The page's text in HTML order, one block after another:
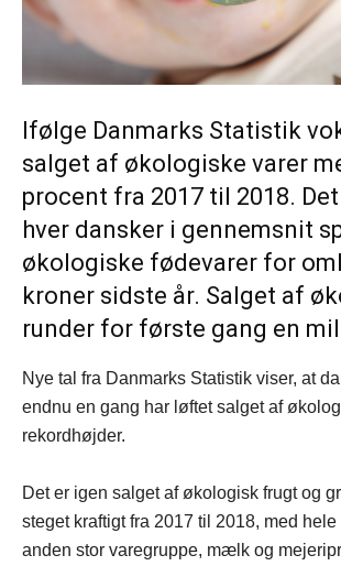
Ifølge Danmarks Statistik
salget af økologiske varer
procent fra 2017 til 2018.
hver dansker i gennemsnit
økologiske fødevarer for
kroner sidste år. Salget af
runder for første gang en
Nye tal fra Danmarks Statistik viser, at
endnu en gang har løftet salget af
rekordhøjder.
Det er igen salget af økologisk frugt og
steget kraftigt fra 2017 til 2018, med
anden stor varegruppe, mælk og